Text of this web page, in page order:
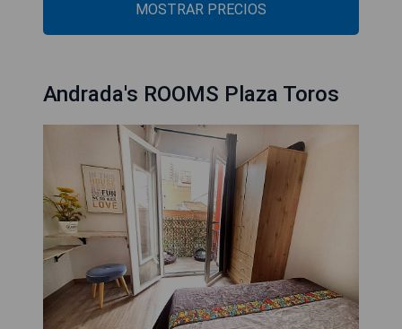
MOSTRAR PRECIOS
Andrada's ROOMS Plaza Toros